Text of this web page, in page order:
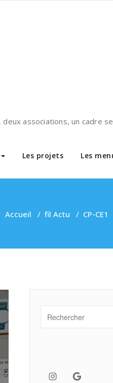
associations, un cadre
Les projets Les
Accueil / fil Actu / CP-CE1
Instagram
Google